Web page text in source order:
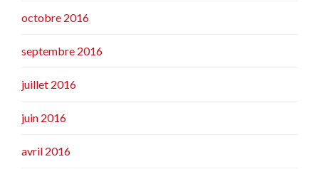
octobre 2016
septembre 2016
juillet 2016
juin 2016
avril 2016